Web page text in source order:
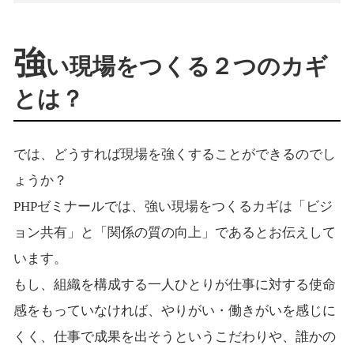
強い現場をつくる２つのカギ
とは？
では、どうすれば現場を強くすることができるのでし
ょうか？
PHPゼミナールでは、強い現場をつくるカギは「ビジ
ョン共有」と「関係の質の向上」であるとお伝えして
います。
もし、組織を構成する一人ひとりが仕事に対する使命
感をもっていなければ、やりがい・働きがいを感じに
くく、仕事で成果を出そうというこだわりや、誰かの